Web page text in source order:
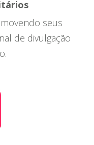
seus
de divulgação